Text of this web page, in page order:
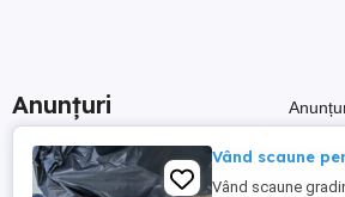
Anunțuri
Vând scaune
Vând scaune